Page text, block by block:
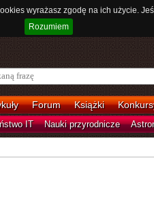
wyrażasz zgodę na ich użycie.
Rozumiem
Forum Książki
IT Nauki przyrodnicze